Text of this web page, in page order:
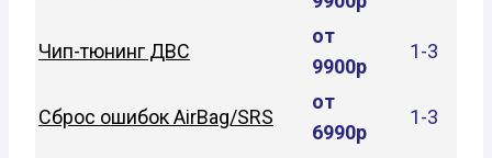
Чип-тюнинг ДВС
от
9900р
1-3
Сброс ошибок AirBag/SRS
от
6990р
1-3